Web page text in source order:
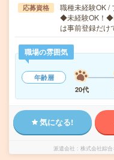
応募資格
職種未経験OK /
◆未経験OK！
は事前登録だ
職場の雰囲気
年齢層
20代
気になる!
派遣会社 株式会社綜